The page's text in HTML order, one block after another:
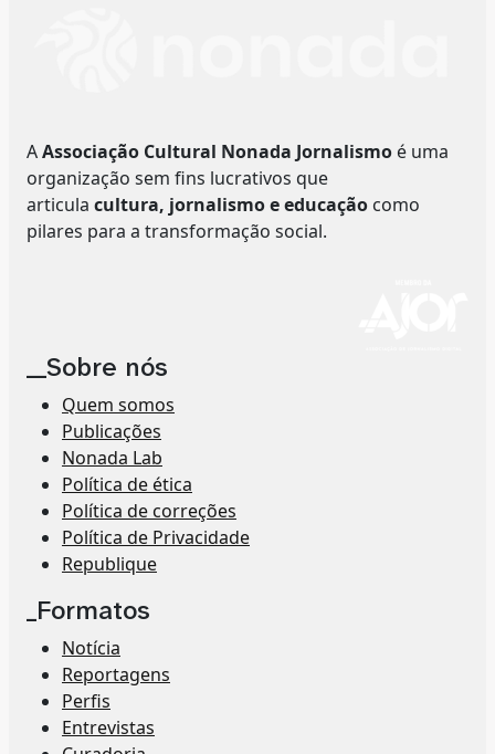
AAssociação Cultural Nonada Jornalismo é uma
organização sem fins lucrativos que
articula cultura, jornalismo e educação como
pilares para a transformação social.
__Sobre nós
Quem somos
Publicações
Nonada Lab
Política de ética
Política de correções
Política de Privacidade
Republique
_Formatos
Notícia
Reportagens
Perfis
Entrevistas